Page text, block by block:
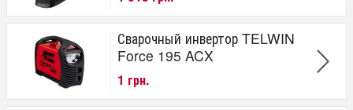
Сварочный инвертор TELWIN
Force 195 ACX
1 грн.